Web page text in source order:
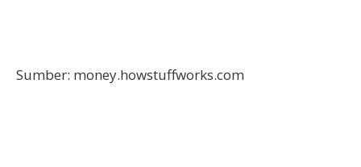
Sumber: money.howstuffworks.com